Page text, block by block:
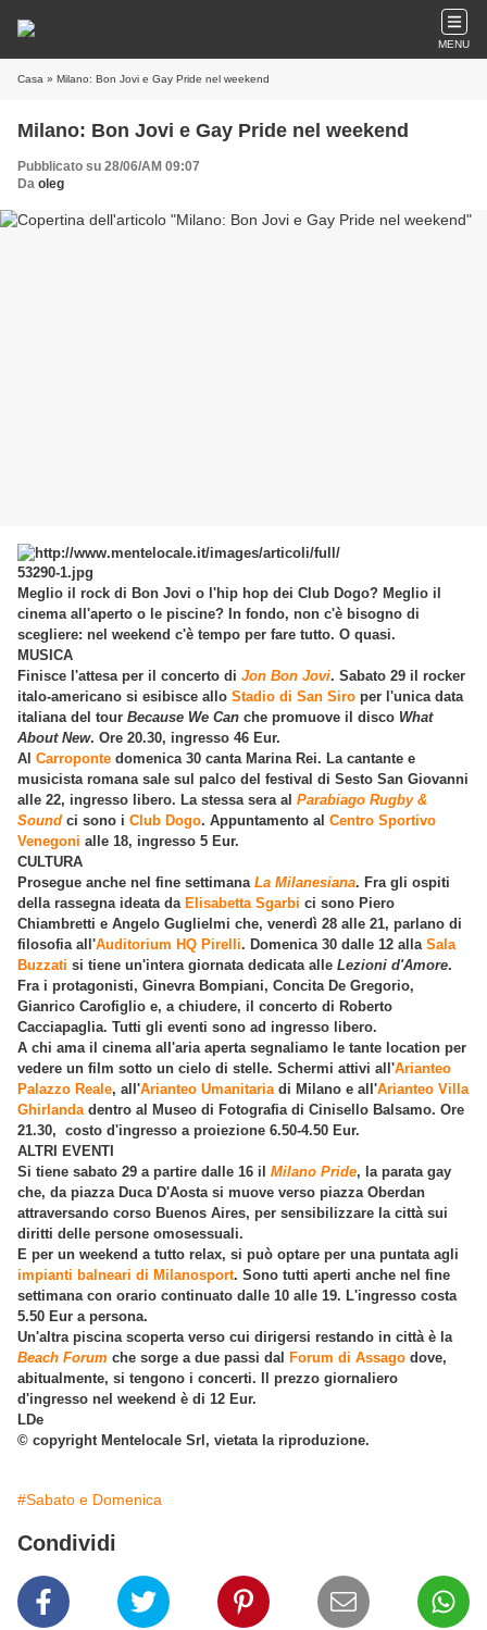
MENU
Casa » Milano: Bon Jovi e Gay Pride nel weekend
Milano: Bon Jovi e Gay Pride nel weekend
Pubblicato su 28/06/AM 09:07
Da oleg
Meglio il rock di Bon Jovi o l'hip hop dei Club Dogo? Meglio il
cinema all'aperto o le piscine? In fondo, non c'è bisogno di
scegliere: nel weekend c'è tempo per fare tutto. O quasi.
MUSICA
Finisce l'attesa per il concerto di Jon Bon Jovi. Sabato 29 il rocker
italo-americano si esibisce allo Stadio di San Siro per l'unica data
italiana del tour Because We Can che promuove il disco What
About New. Ore 20.30, ingresso 46 Eur.
Al Carroponte domenica 30 canta Marina Rei. La cantante e
musicista romana sale sul palco del festival di Sesto San Giovanni
alle 22, ingresso libero. La stessa sera al Parabiago Rugby &
Sound ci sono i Club Dogo. Appuntamento al Centro Sportivo
Venegoni alle 18, ingresso 5 Eur.
CULTURA
Prosegue anche nel fine settimana La Milanesiana. Fra gli ospiti
della rassegna ideata da Elisabetta Sgarbi ci sono Piero
Chiambretti e Angelo Guglielmi che, venerdì 28 alle 21, parlano di
filosofia all'Auditorium HQ Pirelli. Domenica 30 dalle 12 alla Sala
Buzzati si tiene un'intera giornata dedicata alle Lezioni d'Amore.
Fra i protagonisti, Ginevra Bompiani, Concita De Gregorio,
Gianrico Carofiglio e, a chiudere, il concerto di Roberto
Cacciapaglia. Tutti gli eventi sono ad ingresso libero.
A chi ama il cinema all'aria aperta segnaliamo le tante location per
vedere un film sotto un cielo di stelle. Schermi attivi all'Arianteo
Palazzo Reale, all'Arianteo Umanitariadi Milano e all'Arianteo Villa
Ghirlandadentro al Museo di Fotografia di Cinisello Balsamo. Ore
21.30, costo d'ingresso a proiezione 6.50-4.50 Eur.
ALTRI EVENTI
Si tiene sabato 29 a partire dalle 16 il Milano Pride, la parata gay
che, da piazza Duca D'Aosta si muove verso piazza Oberdan
attraversando corso Buenos Aires, per sensibilizzare la città sui
diritti delle persone omosessuali.
E per un weekend a tutto relax, si può optare per una puntata agli
impianti balneari di Milanosport. Sono tutti aperti anche nel fine
settimana con orario continuato dalle 10 alle 19. L'ingresso costa
5.50 Eur a persona.
Un'altra piscina scoperta verso cui dirigersi restando in città è la
Beach Forum che sorge a due passi dal Forum di Assago dove,
abitualmente, si tengono i concerti. Il prezzo giornaliero
d'ingresso nel weekend è di 12 Eur.
LDe
© copyright Mentelocale Srl, vietata la riproduzione.
#Sabato e Domenica
Condividi